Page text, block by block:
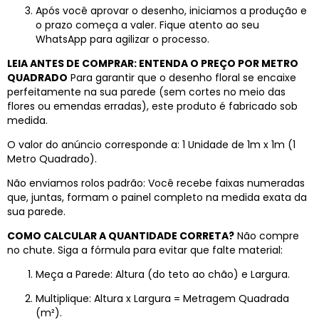
Após você aprovar o desenho, iniciamos a produção e
o prazo começa a valer. Fique atento ao seu
WhatsApp para agilizar o processo.
LEIA ANTES DE COMPRAR: ENTENDA O PREÇO POR METRO
QUADRADO Para garantir que o desenho floral se encaixe
perfeitamente na sua parede (sem cortes no meio das
flores ou emendas erradas), este produto é fabricado sob
medida.
O valor do anúncio corresponde a: 1 Unidade de 1m x 1m (1
Metro Quadrado).
Não enviamos rolos padrão: Você recebe faixas numeradas
que, juntas, formam o painel completo na medida exata da
sua parede.
COMO CALCULAR A QUANTIDADE CORRETA? Não compre
no chute. Siga a fórmula para evitar que falte material:
Meça a Parede: Altura (do teto ao chão) e Largura.
Multiplique: Altura x Largura = Metragem Quadrada
(m²).